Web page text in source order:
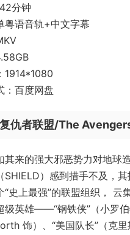
分钟
粤语音轨+中文字幕
1914*1080
：百度网盘
仇者联盟/The
其来的强大邪恶势力对地球
SHIELD）感到措手不及，
“史上最强”的联盟组织，
级英雄——“钢铁侠”（小罗
饰）、“美国队长”（克